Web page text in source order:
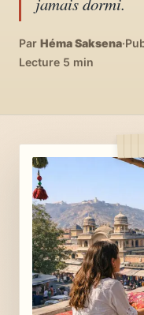
Par Héma Saksena·
Lecture 5 min